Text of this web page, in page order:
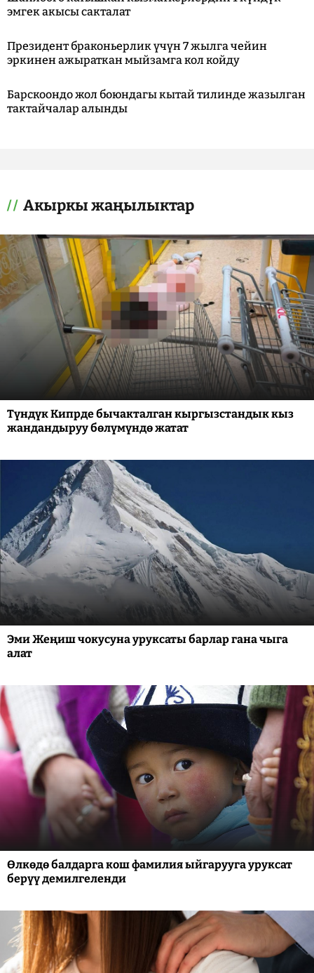
эмгек акысы сакталат
Президент браконьерлик үчүн 7 жылга чейин
эркинен ажыраткан мыйзамга кол койду
Барскоондо жол боюндагы кытай тилинде жазылган
тактайчалар алынды
Акыркы жаңылыктар
Түндүк Кипрде бычакталган кыргызстандык кыз
жандандыруу бөлүмүндө жатат
Эми Жеңиш чокусуна уруксаты барлар гана чыга
алат
Өлкөдө балдарга кош фамилия ыйгарууга уруксат
берүү демилгеленди